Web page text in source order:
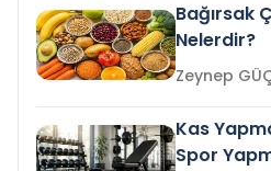
Bağırsak
Nelerdir?
Kas
Spor